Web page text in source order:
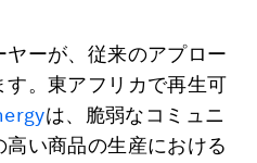
ーが、従来のアプロー
。東アフリカで再生可
は、脆弱なコミュニ
い商品の生産における